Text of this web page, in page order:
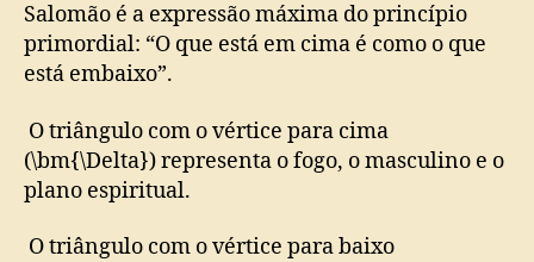
Salomão é a expressão máxima do princípio
primordial: “O que está em cima é como o que
está embaixo”.
O triângulo com o vértice para cima
(\bm{\Delta}) representa o fogo, o masculino e o
plano espiritual.
O triângulo com o vértice para baixo